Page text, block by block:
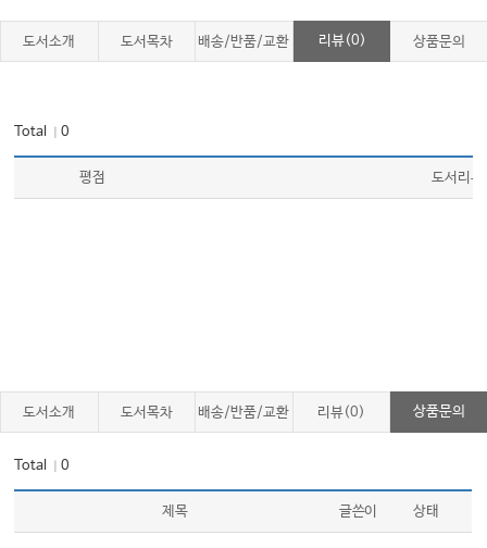
한결같은 사람
작은 인사가 주는 선물
약속에 대한 약속
오랜 친구
고쳐 사귀어야 한다면
도서소개 도서목차 배송/반품/교환 리뷰(0) 상품문의
Total ｜0
평점 도서리뷰
도서소개 도서목차 배송/반품/교환 리뷰(0) 상품문의
Total ｜0
제목 글쓴이 상태